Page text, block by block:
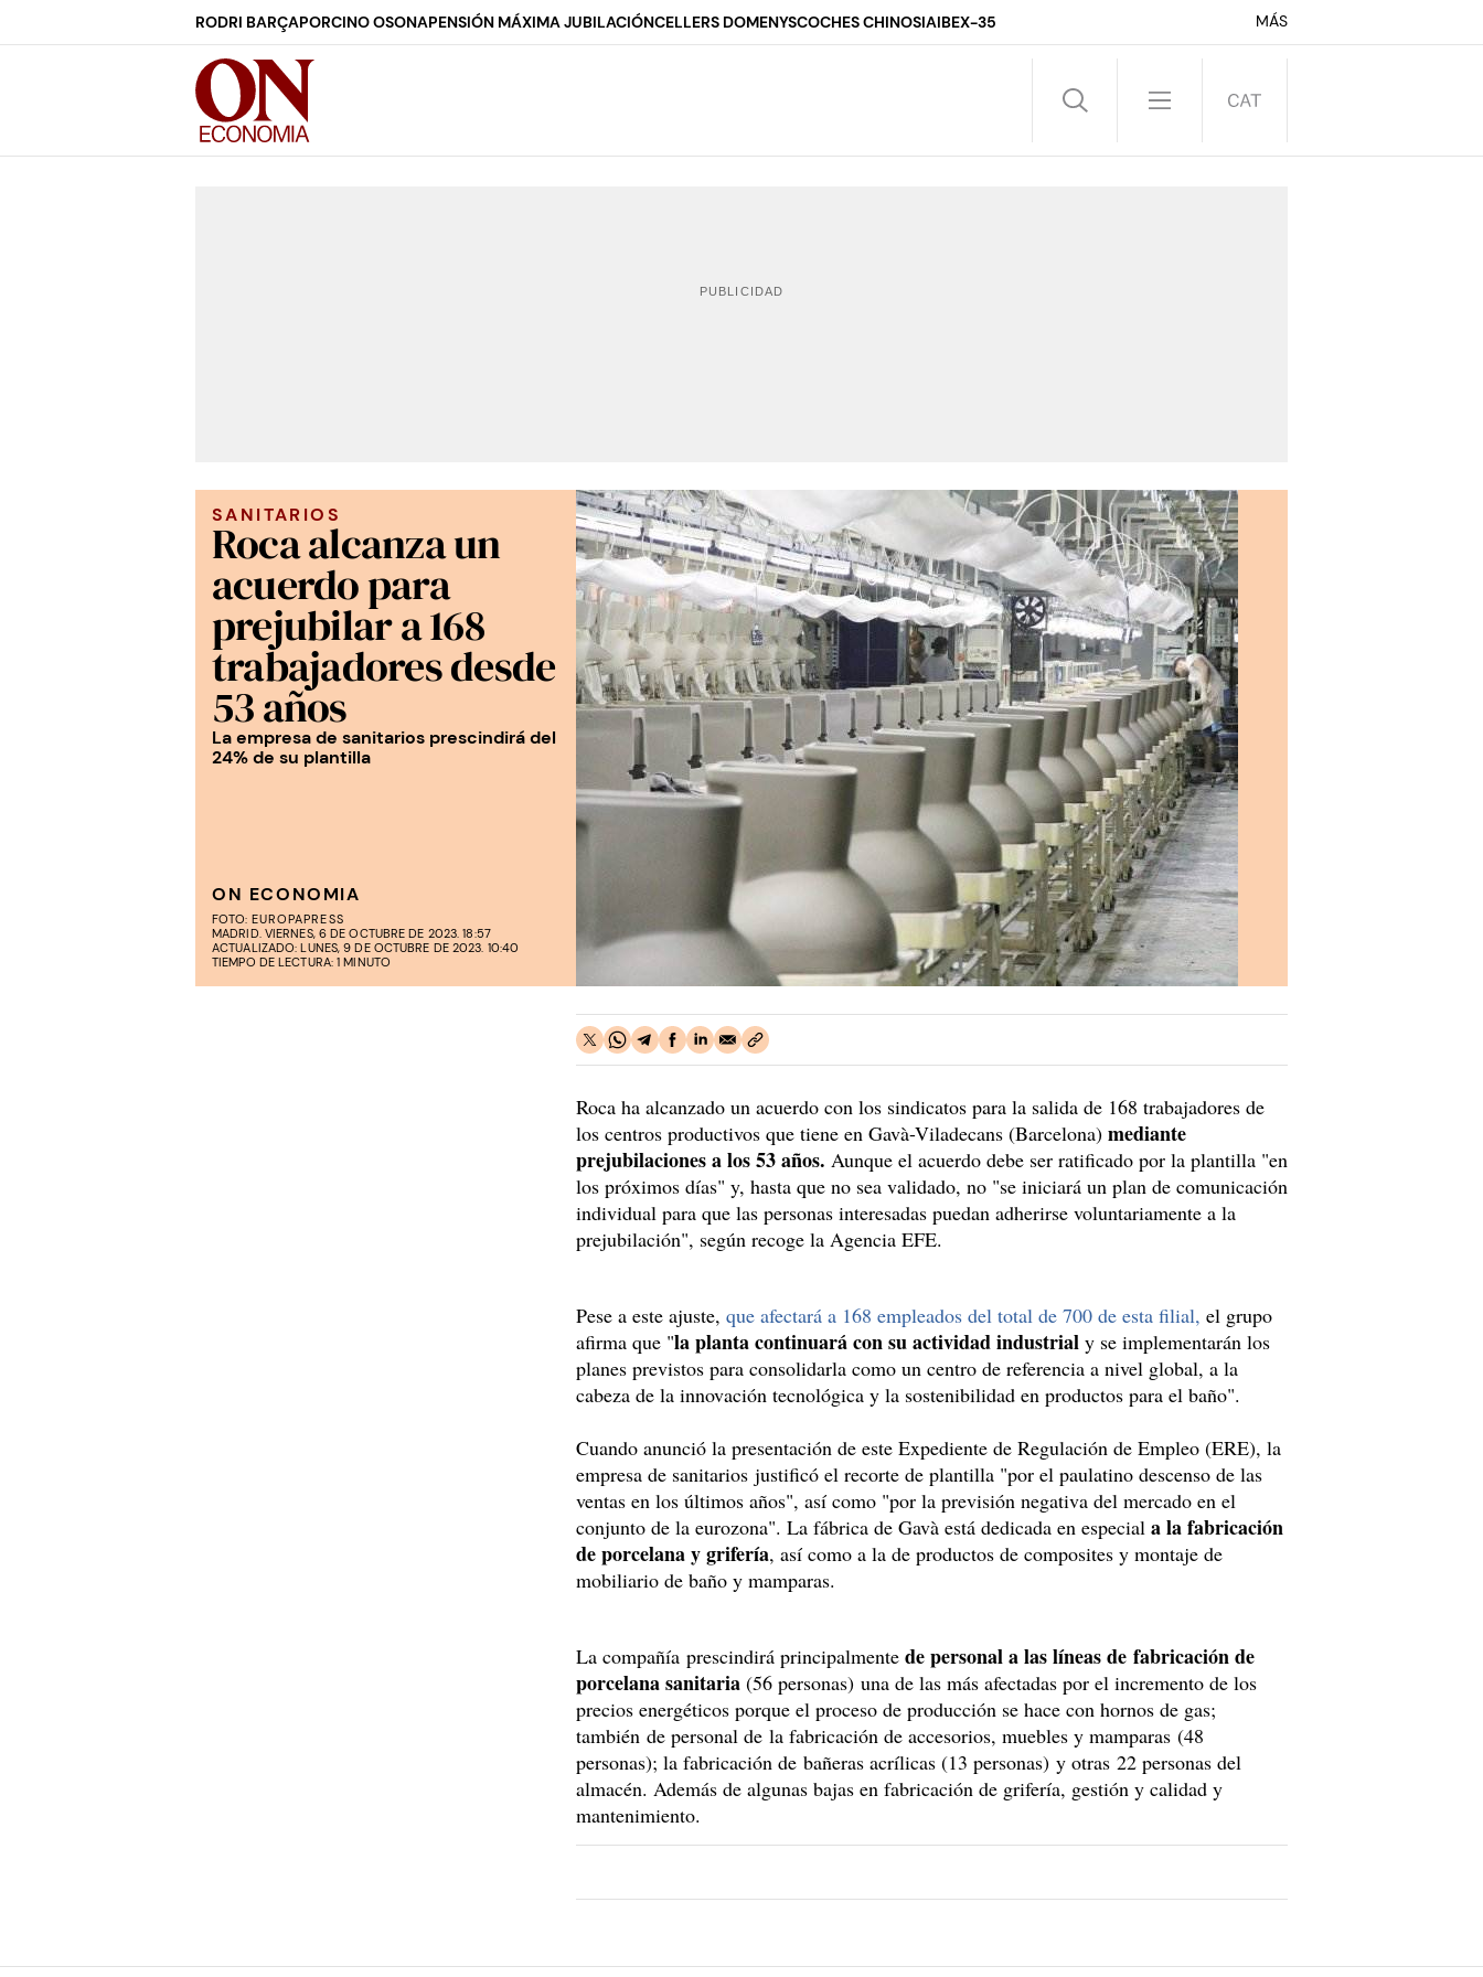
RODRI BARÇAPORCINO OSONAPENSIÓN MÁXIMA JUBILACIÓNCELLERS DOMENYSCOCHES CHINOSIAIBEX-35 MÁS
SANITARIOS
Roca alcanza un
acuerdo para
prejubilar a 168
trabajadores desde
53 años
La empresa de sanitarios prescindirá del
24% de su plantilla
ON ECONOMIA
FOTO: EUROPAPRESS
MADRID. VIERNES, 6 DE OCTUBRE DE 2023. 18:57
ACTUALIZADO: LUNES, 9 DE OCTUBRE DE 2023. 10:40
TIEMPO DE LECTURA: 1 MINUTO
Roca ha alcanzado un acuerdo con los sindicatos para la salida de 168 trabajadores de
los centros productivos que tiene en Gavà-Viladecans (Barcelona) mediante
prejubilaciones a los 53 años. Aunque el acuerdo debe ser ratificado por la plantilla "en
los próximos días" y, hasta que no sea validado, no "se iniciará un plan de comunicación
individual para que las personas interesadas puedan adherirse voluntariamente a la
prejubilación", según recoge la Agencia EFE.
Pese a este ajuste, que afectará a 168 empleados del total de 700 de esta filial, el grupo
afirma que "la planta continuará con su actividad industrial y se implementarán los
planes previstos para consolidarla como un centro de referencia a nivel global, a la
cabeza de la innovación tecnológica y la sostenibilidad en productos para el baño".
Cuando anunció la presentación de este Expediente de Regulación de Empleo (ERE), la
empresa de sanitarios justificó el recorte de plantilla "por el paulatino descenso de las
ventas en los últimos años", así como "por la previsión negativa del mercado en el
conjunto de la eurozona". La fábrica de Gavà está dedicada en especial a la fabricación
de porcelana y grifería, así como a la de productos de composites y montaje de
mobiliario de baño y mamparas.
La compañía prescindirá principalmente de personal a las líneas de fabricación de
porcelana sanitaria (56 personas) una de las más afectadas por el incremento de los
precios energéticos porque el proceso de producción se hace con hornos de gas;
también de personal de la fabricación de accesorios, muebles y mamparas (48
personas); la fabricación de bañeras acrílicas (13 personas) y otras 22 personas del
almacén. Además de algunas bajas en fabricación de grifería, gestión y calidad y
mantenimiento.